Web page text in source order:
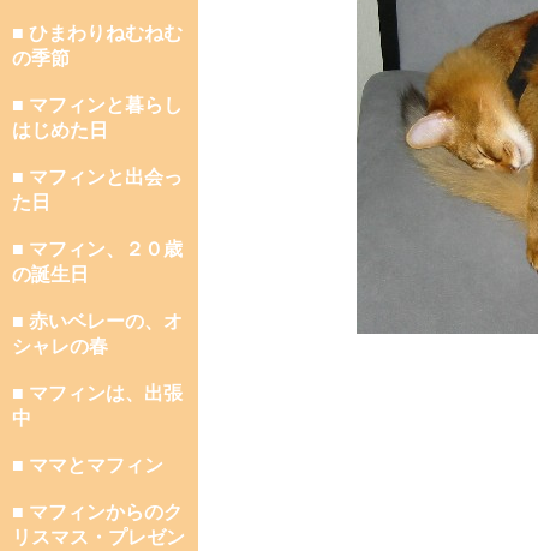
■ ひまわりねむねむ
の季節
■ マフィンと暮らし
はじめた日
■ マフィンと出会っ
た日
■ マフィン、２０歳
の誕生日
■ 赤いベレーの、オ
シャレの春
■ マフィンは、出張
中
■ ママとマフィン
■ マフィンからのク
リスマス・プレゼン